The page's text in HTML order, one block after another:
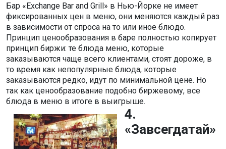
Бар «Exchange Bar and Grill» в Нью-Йорке не имеет
фиксированных цен в меню, они меняются каждый раз
в зависимости от спроса на то или иное блюдо.
Принцип ценообразования в баре полностью копирует
принцип биржи: те блюда меню, которые
заказываются чаще всего клиентами, стоят дороже, в
то время как непопулярные блюда, которые
заказываются редко, идут по минимальной цене. Но
так как ценообразование подобно биржевому, все
блюда в меню в итоге в выигрыше.
4.
«Завсегдатай»